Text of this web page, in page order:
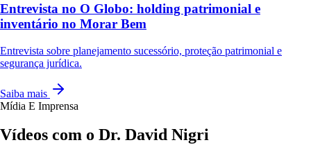
Entrevista no O Globo: holding patrimonial e
inventário no Morar Bem
Entrevista sobre planejamento sucessório, proteção patrimonial e
segurança jurídica.
Saiba mais
Mídia E Imprensa
Vídeos com o Dr. David Nigri